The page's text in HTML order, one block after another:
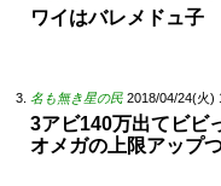
ワイはバレメドュ子
名も無き星の民 2018/04/24(火)
3アビ140万出てビビ
オメガの上限アップ